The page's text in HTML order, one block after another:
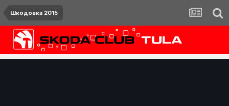
Шкодовка 2015